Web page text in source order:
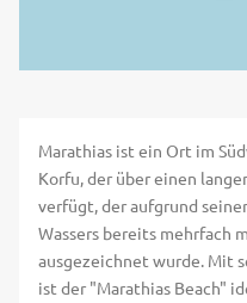
Marathias ist ein Ort im
Korfu, der über einen
verfügt, der aufgrund
Wassers bereits mehrfach
ausgezeichnet wurde. Mit
ist der "Marathias Beach"